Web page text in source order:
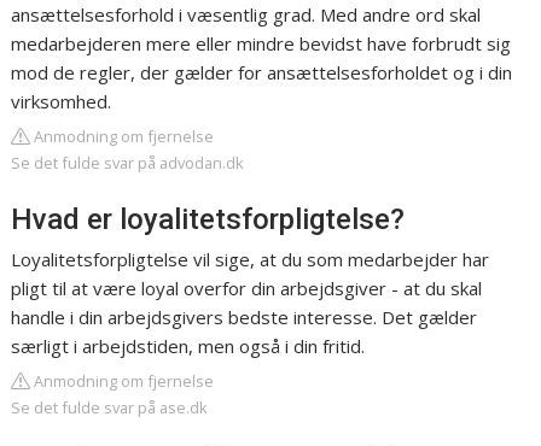
ansættelsesforhold i væsentlig grad. Med andre ord skal
medarbejderen mere eller mindre bevidst have forbrudt sig
mod de regler, der gælder for ansættelsesforholdet og i din
virksomhed.
Anmodning om fjernelse
Se det fulde svar på advodan.dk
Hvad er loyalitetsforpligtelse?
Loyalitetsforpligtelse vil sige, at du som medarbejder har
pligt til at være loyal overfor din arbejdsgiver - at du skal
handle i din arbejdsgivers bedste interesse. Det gælder
særligt i arbejdstiden, men også i din fritid.
Anmodning om fjernelse
Se det fulde svar på ase.dk